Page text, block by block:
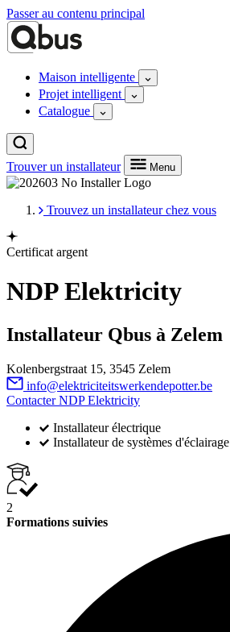
Passer au contenu principal
Maison intelligente
Projet intelligent
Catalogue
Trouver un installateur Menu
Trouvez un installateur chez vous
Certificat argent
NDP Elektricity
Installateur Qbus à Zelem
Kolenbergstraat 15, 3545 Zelem
info@elektriciteitswerkendepotter.be
Contacter NDP Elektricity
Installateur électrique
Installateur de systèmes d'éclairage
2
Formations suivies